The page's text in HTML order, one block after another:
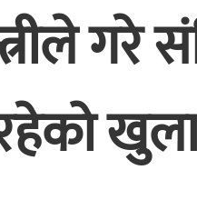
गरे